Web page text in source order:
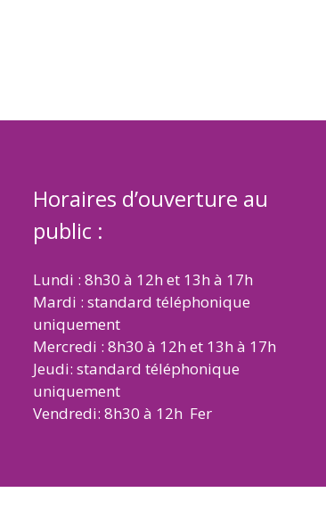
Horaires d’ouverture au
public :
Lundi : 8h30 à 12h et 13h à 17h
Mardi : standard téléphonique
uniquement
Mercredi : 8h30 à 12h et 13h à 17h
Jeudi: standard téléphonique
uniquement
Vendredi: 8h30 à 12h Fer